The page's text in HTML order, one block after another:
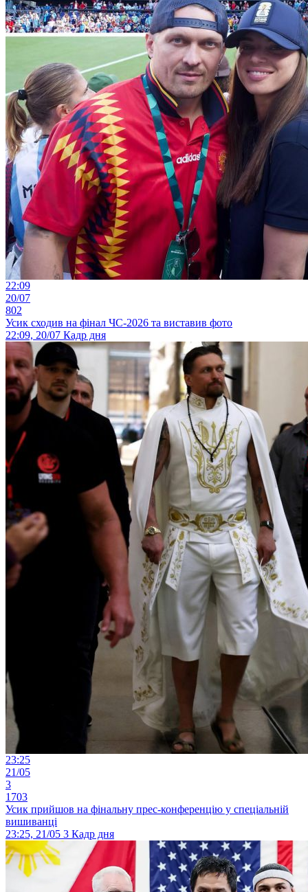
22:09
20/07
802
Усик сходив на фінал ЧС-2026 та виставив фото
22:09, 20/07 Кадр дня
23:25
21/05
3
1703
Усик прийшов на фінальну прес-конференцію у спеціальній
вишиванці
23:25, 21/05 3 Кадр дня